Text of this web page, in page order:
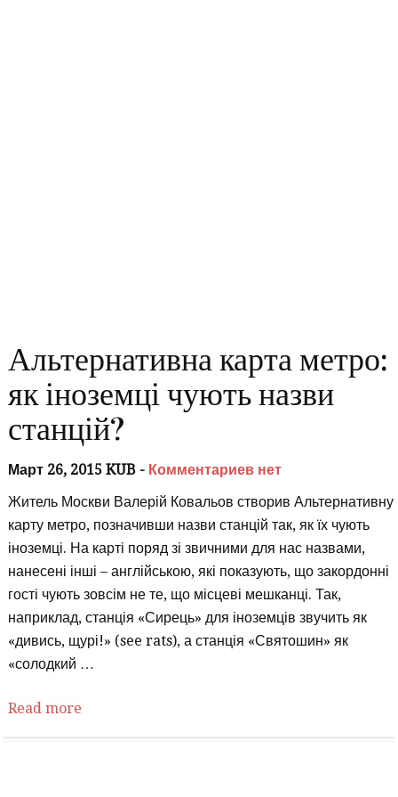
Альтернативна карта метро:
як іноземці чують назви
станцій?
Март 26, 2015 KUB - Комментариев нет
Житель Москви Валерій Ковальов створив Альтернативну
карту метро, позначивши назви станцій так, як їх чують
іноземці. На карті поряд зі звичними для нас назвами,
нанесені інші – англійською, які показують, що закордонні
гості чують зовсім не те, що місцеві мешканці. Так,
наприклад, станція «Сирець» для іноземців звучить як
«дивись, щурі!» (see rats), а станція «Святошин» як
«солодкий …
Read more